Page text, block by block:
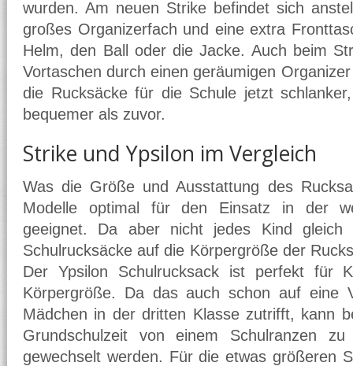
wurden. Am neuen Strike befindet sich
großes Organizerfach und eine extra
Helm, den Ball oder die Jacke. Auch beim
Vortaschen durch einen geräumigen
die Rucksäcke für die Schule jetzt
bequemer als zuvor.
Strike und Ypsilon im Vergleich
Was die Größe und Ausstattung des
Modelle optimal für den Einsatz in der
geeignet. Da aber nicht jedes Kind
Schulrucksäcke auf die Körpergröße der
Der Ypsilon Schulrucksack ist perfekt für
Körpergröße. Da das auch schon auf eine
Mädchen in der dritten Klasse zutrifft, kann
Grundschulzeit von einem Schulranzen zu
gewechselt werden. Für die etwas größeren